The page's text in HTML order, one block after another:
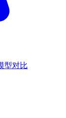
型对比